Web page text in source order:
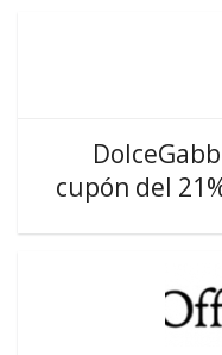
cupón del